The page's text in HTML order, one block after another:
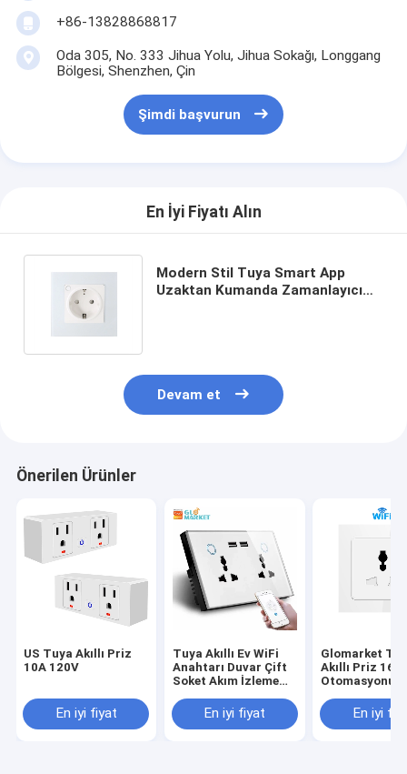
+86-13828868817
Oda 305, No. 333 Jihua Yolu, Jihua Sokağı, Longgang
Bölgesi, Shenzhen, Çin
Şimdi başvurun
En İyi Fiyatı Alın
Modern Stil Tuya Smart App
Uzaktan Kumanda Zamanlayıcı
Devam et
Önerilen Ürünler
US Tuya Akıllı Priz
10A 120V
En iyi fiyat
Tuya Akıllı Ev WiFi
Anahtarı Duvar Çift
Soket Akım İzleme
En iyi fiyat
Glomarket
Akıllı Priz 16A
Otomasyonu
En iyi